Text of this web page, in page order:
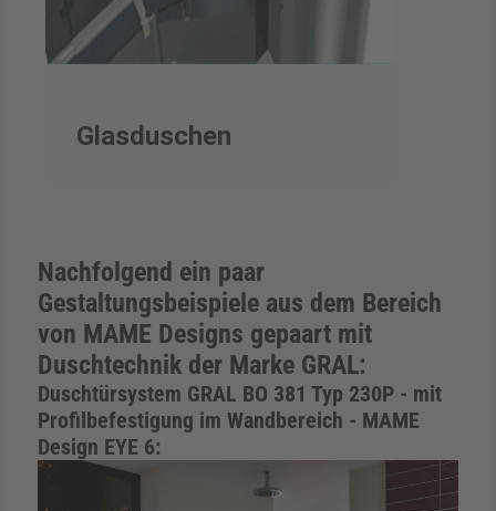
Glasduschen
Nachfolgend ein paar
Gestaltungsbeispiele aus dem Bereich
von MAME Designs gepaart mit
Duschtechnik der Marke GRAL:
Duschtürsystem GRAL BO 381 Typ 230P - mit
Profilbefestigung im Wandbereich - MAME
Design EYE 6: